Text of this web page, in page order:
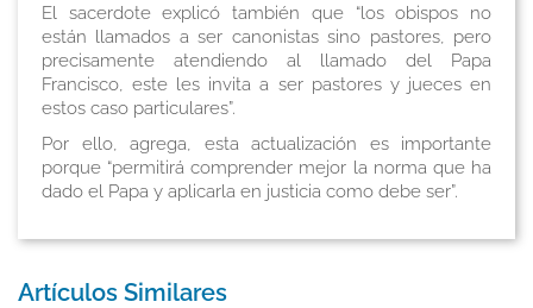
El sacerdote explicó también que “los obispos no
están llamados a ser canonistas sino pastores, pero
precisamente atendiendo al llamado del Papa
Francisco, este les invita a ser pastores y jueces en
estos caso particulares”.
Por ello, agrega, esta actualización es importante
porque “permitirá comprender mejor la norma que ha
dado el Papa y aplicarla en justicia como debe ser”.
Artículos Similares